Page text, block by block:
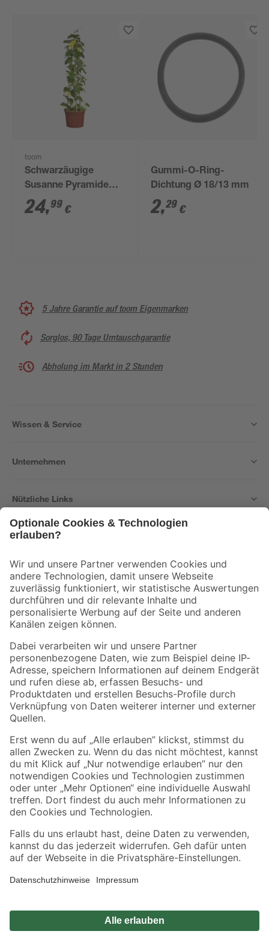
toom
Schwarzäugige
Susanne Pyramide
verschiedene Farben
23 cm Topf
24,99 €
Gummi-O-Ring-
Dichtung Ø 18/13 mm
2,29 €
5 Jahre Garantie auf toom Eigenmarken
Sorglos, 90 Tage Umtauschgarantie
Abholung im Markt in 2 Stunden
Wissen & Service
Unternehmen
Nützliche Links
Der toom Newsletter: Keine Angebote und Aktionen mehr verpassen!
Zur Newsletter Anmeldung
Folge uns
Zahlungsarten Versandarten
Sicher einkaufen
Jetzt die toom-App herunterladen
Alle Preisangaben in EUR inkl. gesetzl. MwSt.. Die dargestellten Angebote sind unter
Umständen nicht in allen Märkten verfügbar. Die angegebenen Verfügbarkeiten beziehen
Produkte nur solange der Vorrat reicht.
*Paketversand ab 59 € versandkostenfrei, gilt nicht für Artikel mit Speditionsversand, hier
Privatsphäre Impressum